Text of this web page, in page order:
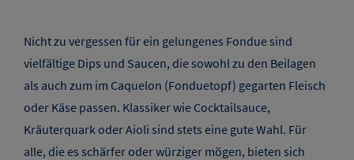
Nicht zu vergessen für ein gelungenes Fondue sind
vielfältige Dips und Saucen, die sowohl zu den Beilagen
als auch zum im Caquelon (Fonduetopf) gegarten Fleisch
oder Käse passen. Klassiker wie Cocktailsauce,
Kräuterquark oder Aioli sind stets eine gute Wahl. Für
alle, die es schärfer oder würziger mögen, bieten sich